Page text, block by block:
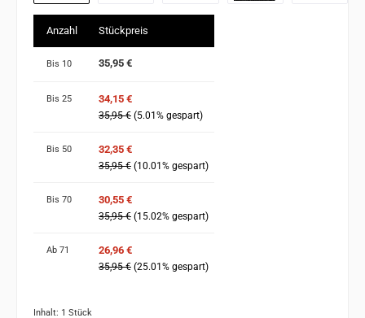
Anzahl Stückpreis
Bis 10 35,95 €
Bis 25 34,15 €
35,95 € (5.01% gespart)
Bis 50 32,35 €
35,95 € (10.01% gespart)
Bis 70 30,55 €
35,95 € (15.02% gespart)
Ab 71 26,96 €
35,95 € (25.01% gespart)
Inhalt: 1 Stück